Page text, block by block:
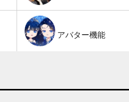
アバター機能